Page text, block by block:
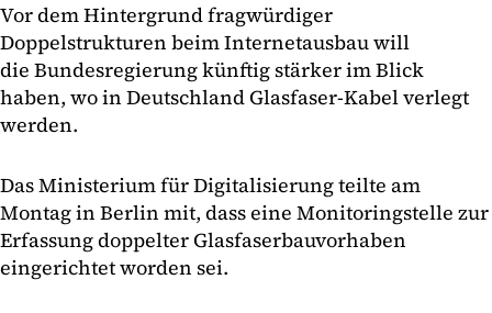
Vor dem Hintergrund fragwürdiger
Doppelstrukturen beim Internetausbau will
die Bundesregierung künftig stärker im Blick
haben, wo in Deutschland Glasfaser-Kabel verlegt
werden.
Das Ministerium für Digitalisierung teilte am
Montag in Berlin mit, dass eine Monitoringstelle zur
Erfassung doppelter Glasfaserbauvorhaben
eingerichtet worden sei.